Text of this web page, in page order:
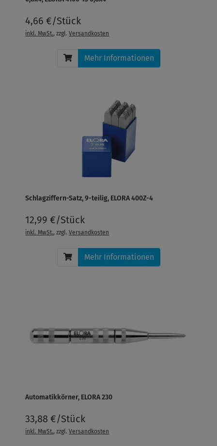
4,66 €/Stück
inkl. MwSt., zzgl.Versandkosten
Mehr Informationen
Schlagziffern-Satz, 9-teilig, ELORA 400Z-4
12,99 €/Stück
inkl. MwSt., zzgl.Versandkosten
Mehr Informationen
Automatikkörner, ELORA 230
33,88 €/Stück
inkl. MwSt., zzgl.Versandkosten